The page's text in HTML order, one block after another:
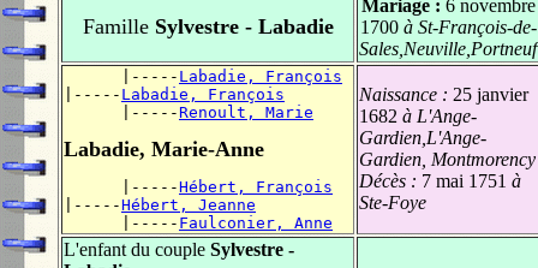
FamilleSylvestre - Labadie
Mariage : 6 novembre
1700à St-François-de-
Sales,Neuville,Portneuf
      |-----
Labadie, François
|----- Labadie, François
      |-----
Renoult, Marie
Labadie, Marie-Anne
      |-----
Hébert, François
|-----Hébert, Jeanne
      |-----
Faulconier, Anne
Naissance : 25 janvier
1682 à L'Ange-
Gardien,L'Ange-
Gardien, Montmorency
Décès : 7 mai 1751 à
Ste-Foye
L'enfant du couple Sylvestre -